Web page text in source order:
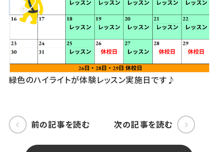
緑色のハイライトが体験レッスン実施日です♪
前の記事を読む 次の記事を読む